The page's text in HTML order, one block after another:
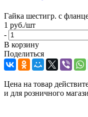
Гайка шестигр. с
1 руб./шт
-
В корзину
Поделиться
Цена на товар
и для розничного